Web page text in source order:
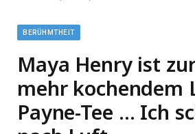
BERÜHMTHEIT
Maya Henry ist
mehr kochendem
Payne-Tee … Ich